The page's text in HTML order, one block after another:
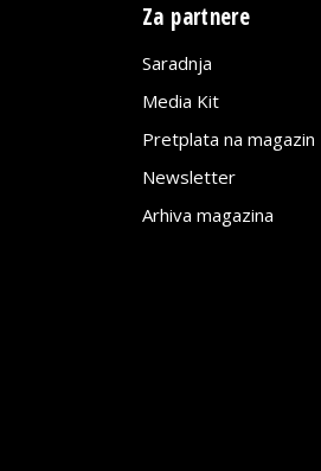
Za partnere
Saradnja
Media Kit
Pretplata na magazin
Newsletter
Arhiva magazina